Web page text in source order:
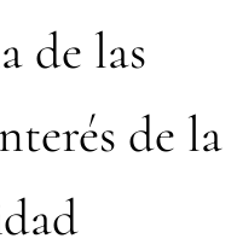
de las
de la